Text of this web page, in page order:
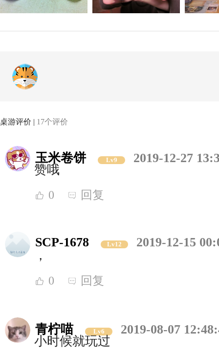
桌游评价 | 17个评价
玉米卷饼 Lv9
2019-12-27
赞哦
0 回复
SCP-1678 Lv12
2019-12-15
，
0 回复
青柠喵 Lv6
2019-08-07
小时候就玩过